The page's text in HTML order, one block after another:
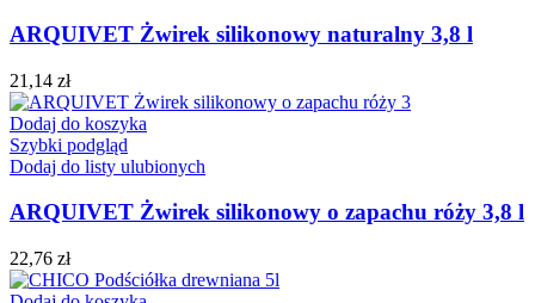
ARQUIVET Żwirek silikonowy naturalny 3,8 l
21,14 zł
Dodaj do koszyka
Szybki podgląd
Dodaj do listy ulubionych
ARQUIVET Żwirek silikonowy o zapachu róży 3,8 l
22,76 zł